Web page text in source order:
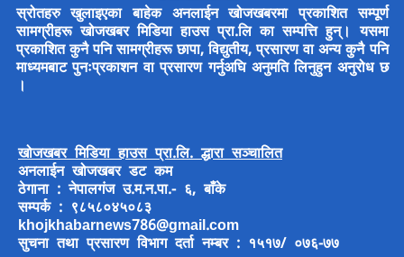
स्रोतहरु खुलाइएका बाहेक अनलाईन खोजखबरमा प्रकाशित सम्पूर्ण
सामग्रीहरू खोजखबर मिडिया हाउस प्रा.लि का सम्पत्ति हुन्। यसमा
प्रकाशित कुनै पनि सामग्रीहरू छापा, विद्युतीय, प्रसारण वा अन्य कुनै पनि
माध्यमबाट पुनःप्रकाशन वा प्रसारण गर्नुअघि अनुमति लिनुहुन अनुरोध छ
।
खोजखबर मिडिया हाउस प्रा.लि. द्धारा सञ्चालित
अनलाईन खोजखबर डट कम
ठेगाना : नेपालगंज उ.म.न.पा.- ६, बाँके
सम्पर्क : ९८५८०४५०८३
khojkhabarnews786@gmail.com
सुचना तथा प्रसारण विभाग दर्ता नम्बर : १५१७/ ०७६-७७